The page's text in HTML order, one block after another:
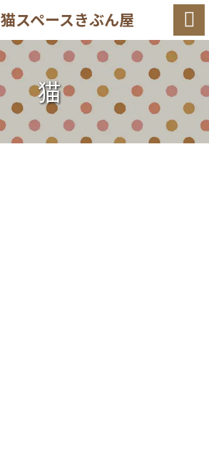
猫スペースきぶん屋 
猫